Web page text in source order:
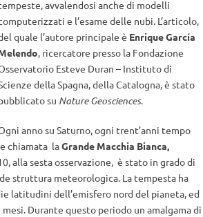
avvalendosi anche di modelli
e l’esame delle nubi. L’articolo,
quale l’autore principale è Enrique García
, ricercatore presso la Fondazione
Esteve Duran – Instituto di
della Spagna, della Catalogna, è stato
su Nature Geosciences.
anno su Saturno, ogni trent’anni tempo
chiamata laGrande Macchia Bianca,
alla sesta osservazione, è stato in grado di
struttura meteorologica. La tempesta ha
latitudini dell’emisfero nord del pianeta, ed
Durante questo periodo un amalgama di